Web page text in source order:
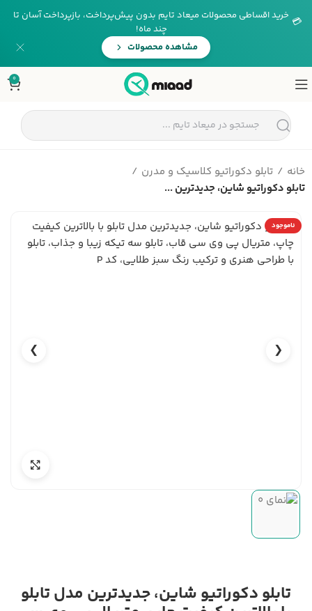
💳 خرید اقساطی محصولات میعاد تایم بدون پیش‌پرداخت، بازپرداخت آسان تا
چند ماه!
مشاهده محصولات
0
خانه
تابلو دکوراتیو کلاسیک و مدرن
تابلو دکوراتیو شاین، جدیدترین ...
ناموجود
❮
❯
تابلو دکوراتیو شاین، جدیدترین مدل تابلو